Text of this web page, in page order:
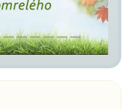
Next